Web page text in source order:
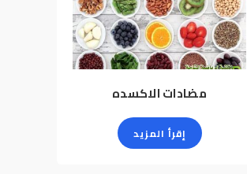
مضادات الاكسده
إقرأ المزيد